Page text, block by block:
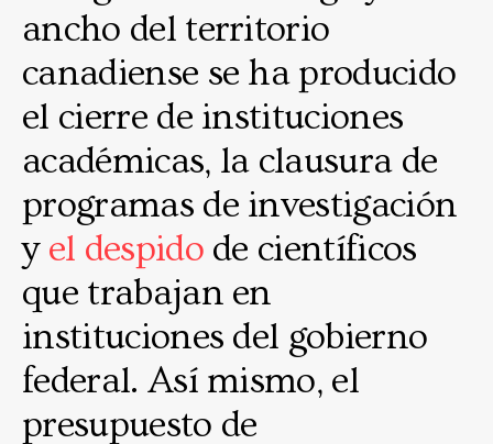
ancho del territorio
canadiense se ha producido
el cierre de instituciones
académicas, la clausura de
programas de investigación
y el despido de científicos
que trabajan en
instituciones del gobierno
federal. Así mismo, el
presupuesto de